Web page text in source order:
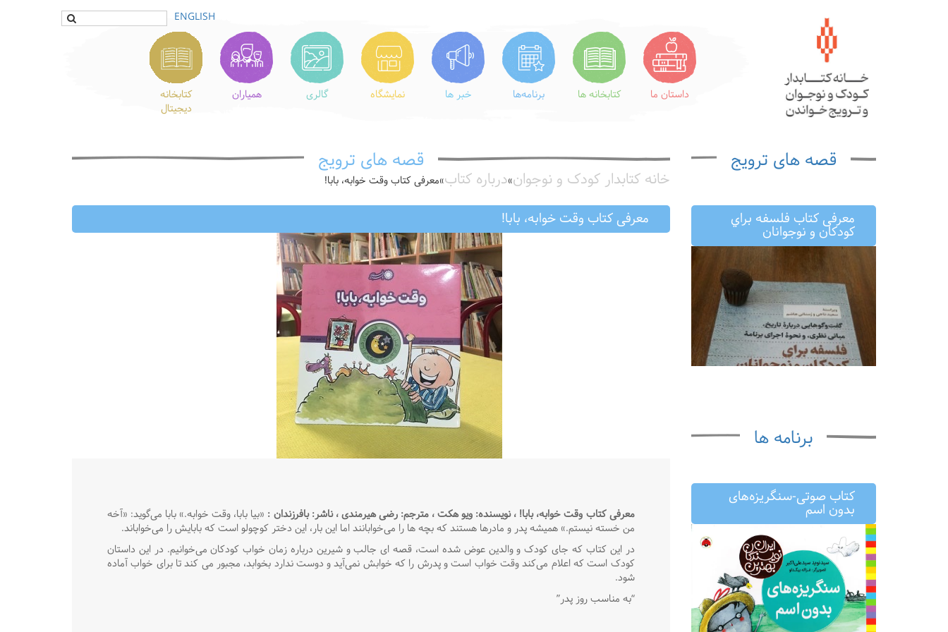
داستان ما کتابخانه ها برنامه‌ها خبر ها نمایشگاه گالری همیاران
کتابخانه
دیجیتال
ENGLISH
قصه های ترویج
معرفى كتاب فلسفه براي
كودكان و نوجوانان
برنامه ها
کتاب صوتی-سنگریزه‌های
بدون اسم
قصه های ترویج
خانه کتابدار کودک و نوجوان»درباره کتاب»معرفى كتاب وقت خوابه، بابا!
معرفى كتاب وقت خوابه، بابا!
معرفی کتاب وقت خوابه، بابا! ، نویسنده: ویو هکت،مترجم: رضی هیرمندی،ناشر: بافرزندان : «بیا بابا، وقت خوابه.» بابا می‌گوید: «آخه
من خسته نیستم.» همیشه پدر و مادرها هستند که بچه ها را می‌خوابانند اما این بار، این دختر کوچولو است که بابایش را می‌خواباند.
در این کتاب که جای کودک و والدین عوض شده است، قصه ای جالب و شیرین درباره زمان خواب کودکان می‌خوانیم. در این داستان
کودک است که اعلام می‌کند وقت خواب است و پدرش را که خوابش نمی‌آید و دوست ندارد بخوابد، مجبور می کند تا برای خواب آماده
شود.
“به مناسب روز پدر”